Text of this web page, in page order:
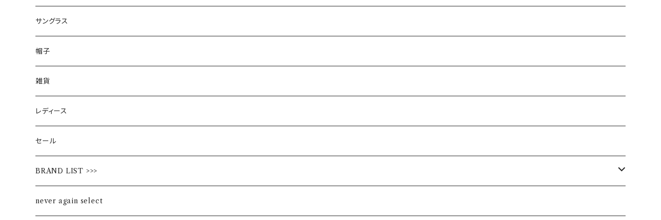
サングラス
帽子
雑貨
レディース
セール
BRAND LIST >>>
ALL STAR
never again select